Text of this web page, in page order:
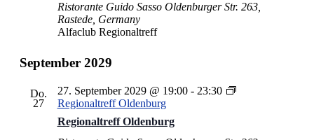
Ristorante Guido Sasso Oldenburger Str. 263,
Rastede, Germany
Alfaclub Regionaltreff
September 2029
Do.
27
Regionaltreff Oldenburg
27. September 2029 @ 19:00- 23:30
Regionaltreff Oldenburg